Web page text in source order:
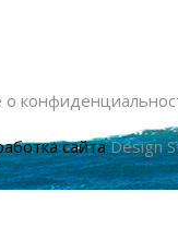
сайтаDesign